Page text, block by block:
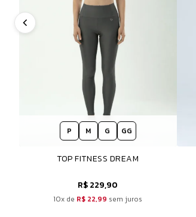
P M G GG
TOP FITNESS DREAM
R$ 229,90
10x de R$ 22,99 sem juros